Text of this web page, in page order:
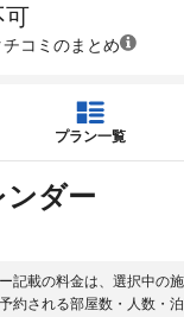
可
コミのまとめ
プラン一覧
ンダー
記載の料金は、選択中の
約される部屋数・人数・